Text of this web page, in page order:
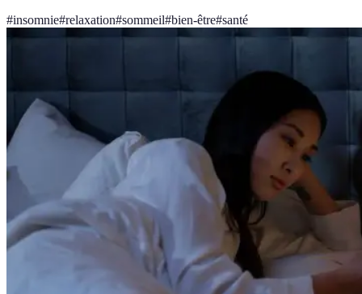
#insomnie#relaxation#sommeil#bien-être#santé